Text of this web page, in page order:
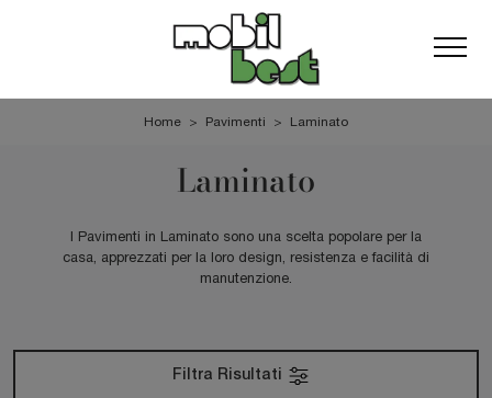
Home > Pavimenti > Laminato
Laminato
I Pavimenti in Laminato sono una scelta popolare per la
casa, apprezzati per la loro design, resistenza e facilità di
manutenzione.
Filtra Risultati